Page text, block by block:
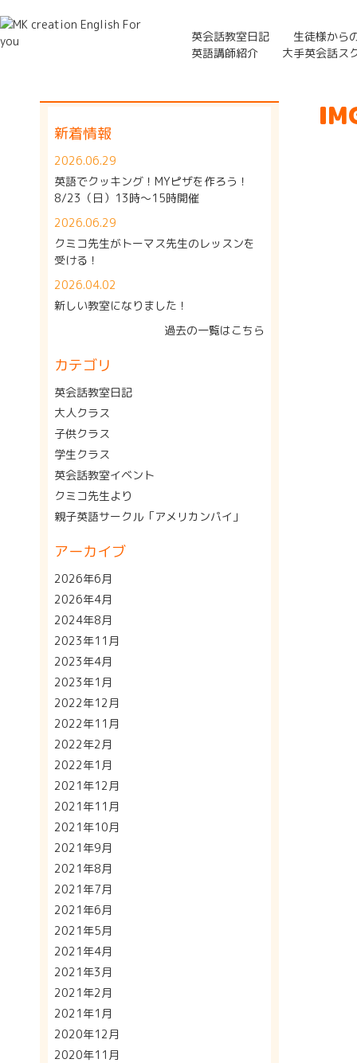
英会話教室日記
生徒様から
英語講師紹介
大手英会話ス
新着情報
2026.06.29
英語でクッキング！MYピザを作ろう！
8/23（日）13時～15時開催
2026.06.29
クミコ先生がトーマス先生のレッスンを
受ける！
2026.04.02
新しい教室になりました！
過去の一覧はこちら
カテゴリ
英会話教室日記
大人クラス
子供クラス
学生クラス
英会話教室イベント
クミコ先生より
親子英語サークル「アメリカンパイ」
アーカイブ
2026年6月
2026年4月
2024年8月
2023年11月
2023年4月
2023年1月
2022年12月
2022年11月
2022年2月
2022年1月
2021年12月
2021年11月
2021年10月
2021年9月
2021年8月
2021年7月
2021年6月
2021年5月
2021年4月
2021年3月
2021年2月
2021年1月
2020年12月
2020年11月